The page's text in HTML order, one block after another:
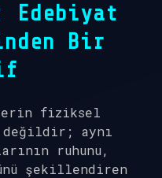
Bir
fiziksel
aynı
ruhunu,
şekillendiren